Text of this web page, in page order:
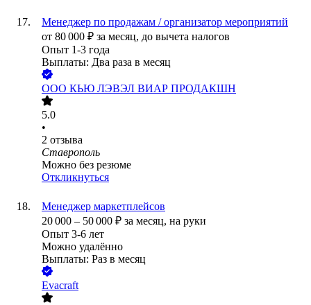
Менеджер по продажам / организатор мероприятий
от 80 000 ₽ за месяц, до вычета налогов
Опыт 1-3 года
Выплаты: Два раза в месяц
ООО КЬЮ ЛЭВЭЛ ВИАР ПРОДАКШН
5.0
•
2 отзыва
Ставрополь
Можно без резюме
Откликнуться
Менеджер маркетплейсов
20 000 – 50 000 ₽ за месяц, на руки
Опыт 3-6 лет
Можно удалённо
Выплаты: Раз в месяц
Evacraft